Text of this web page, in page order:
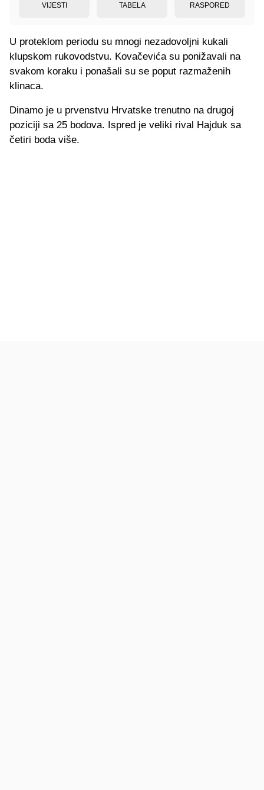
VIJESTI TABELA RASPORED
U proteklom periodu su mnogi nezadovoljni kukali
klupskom rukovodstvu. Kovačevića su ponižavali na
svakom koraku i ponašali su se poput razmaženih
klinaca.
Dinamo je u prvenstvu Hrvatske trenutno na drugoj
poziciji sa 25 bodova. Ispred je veliki rival Hajduk sa
četiri boda više.